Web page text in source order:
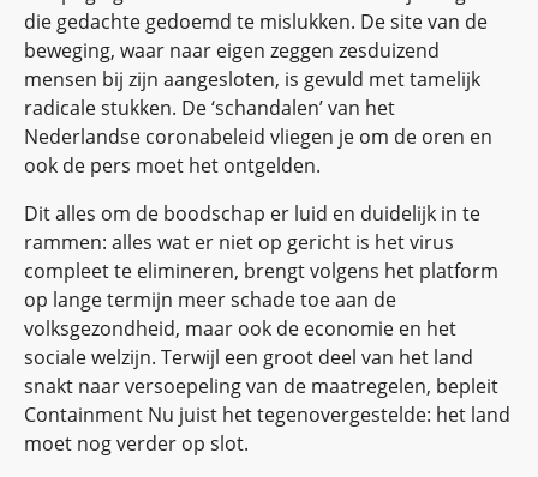
die gedachte gedoemd te mislukken. De site van de
beweging, waar naar eigen zeggen zesduizend
mensen bij zijn aangesloten, is gevuld met tamelijk
radicale stukken. De ‘schandalen’ van het
Nederlandse coronabeleid vliegen je om de oren en
ook de pers moet het ontgelden.
Dit alles om de boodschap er luid en duidelijk in te
rammen: alles wat er niet op gericht is het virus
compleet te elimineren, brengt volgens het platform
op lange termijn meer schade toe aan de
volksgezondheid, maar ook de economie en het
sociale welzijn. Terwijl een groot deel van het land
snakt naar versoepeling van de maatregelen, bepleit
Containment Nu juist het tegenovergestelde: het land
moet nog verder op slot.